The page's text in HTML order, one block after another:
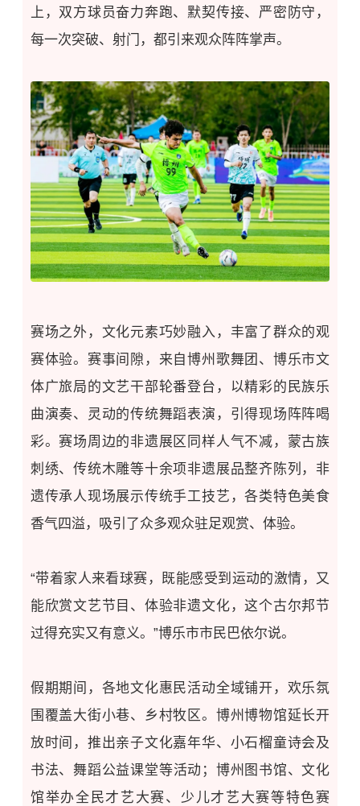
上，双方球员奋力奔跑、默契传接、严密防守，
每一次突破、射门，都引来观众阵阵掌声。
赛场之外，文化元素巧妙融入，丰富了群众的观
赛体验。赛事间隙，来自博州歌舞团、博乐市文
体广旅局的文艺干部轮番登台， 以精彩的民族乐
曲演奏、灵动的传统舞蹈表演 ，引得现场阵阵喝
彩。赛场周边的非遗展区同样人气不减，蒙古族
刺绣、传统木雕等十余项非遗展品整齐陈列， 非
遗传承人现场展示传统手工技艺 ，各类特色美食
香气四溢 ，吸引了众多观众驻足观赏、体验。
“带着家人来看球赛，既能感受到运动的激情，又
能欣赏文艺节目、体验非遗文化，这个古尔邦节
过得充实又有意义。”博乐市市民巴依尔说。
假期期间，各地文化惠民活动全域铺开 ，欢乐氛
围覆盖大街小巷、乡村牧区。博州博物馆延长开
放时间，推出亲子文化嘉年华、小石榴童诗会及
书法、舞蹈公益课堂等活动 ；博州图书馆、文化
馆举办全民才艺大赛、少儿才艺大赛等特色赛